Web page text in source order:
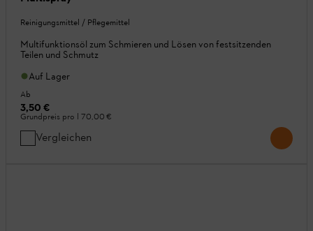
Reinigungsmittel / Pflegemittel
Multifunktionsöl zum Schmieren und Lösen von festsitzenden
Teilen und Schmutz
Auf Lager
Ab
3,50 €
Grundpreis pro l 70,00 €
Vergleichen